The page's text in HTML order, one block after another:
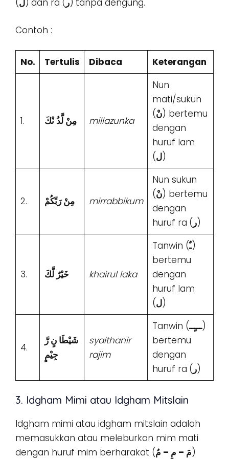
(ل) dan ra ( ر) tanpa dengung.
Contoh :
No. Tertulis Dibaca Keterangan
1. مِنْ لَّذُ نْكَ millazunka
Nun
mati/sukun
(نْ) bertemu
dengan
huruf lam
(ل)
2. مِنْ رَبِّكُمْ mirrabbikum
Nun sukun
(نْ) bertemu
dengan
huruf ra ( ر)
3. خَيْرٌ لَّكَ khairul laka
Tanwin (ـٌ)
bertemu
dengan
huruf lam
(ل)
4.
شَيْطَا نٍ رَّ
جِيْمٍ
syaithanir
rajim
Tanwin (ـــٍــ)
bertemu
dengan
huruf ra ( ر)
3. Idgham Mimi atau Idgham Mitslain
Idgham mimi atau idgham mitslain adalah
memasukkan atau meleburkan mim mati
dengan huruf mim berharakat (مَ – مِ – مُ)